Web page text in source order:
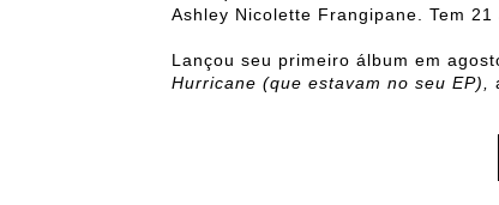
Ashley Nicolette Frangipane. Tem
Lançou seu primeiro álbum em
Hurricane (que estavam no seu EP),